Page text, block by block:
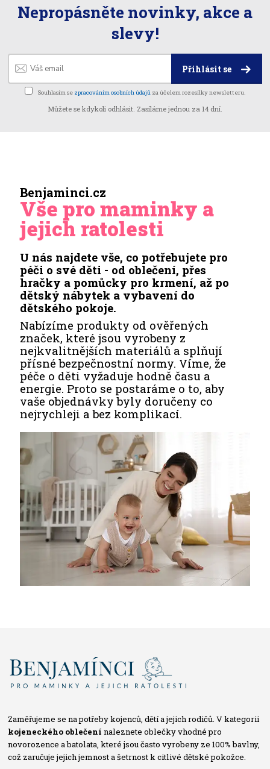
Nepropásněte novinky, akce a
slevy!
Přihlásit se
Souhlasím se zpracováním osobních údajů za účelem rozesílky newsletteru.
Můžete se kdykoli odhlásit. Zasíláme jednou za 14 dní.
Benjaminci.cz
Vše pro maminky a
jejich ratolesti
U nás najdete vše, co potřebujete pro
péči o své děti - od oblečení, přes
hračky a pomůcky pro krmení, až po
dětský nábytek a vybavení do
dětského pokoje.
Nabízíme produkty od ověřených
značek, které jsou vyrobeny z
nejkvalitnějších materiálů a splňují
přísné bezpečnostní normy. Víme, že
péče o děti vyžaduje hodně času a
energie. Proto se postaráme o to, aby
vaše objednávky byly doručeny co
nejrychleji a bez komplikací.
Zaměřujeme se na potřeby kojenců, dětí a jejich rodičů. V kategorii
kojeneckého oblečení naleznete oblečky vhodné pro
novorozence a batolata, které jsou často vyrobeny ze 100% bavlny,
což zaručuje jejich jemnost a šetrnost k citlivé dětské pokožce.